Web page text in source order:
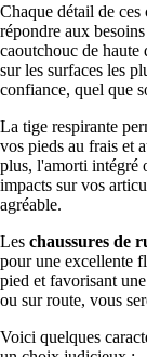
Chaque détail de ces
répondre aux
caoutchouc de haute
sur les surfaces les
confiance, quel que
La tige respirante
vos pieds au frais et
plus, l'amorti intégré
impacts sur vos
agréable.
Les chaussures de
pour une excellente
pied et favorisant
ou sur route, vous
Voici quelques